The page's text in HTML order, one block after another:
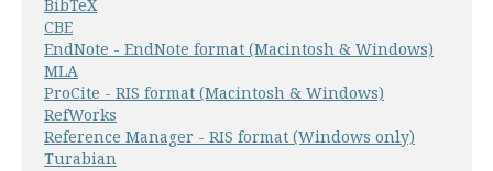
BibTeX
CBE
EndNote - EndNote format (Macintosh & Windows)
MLA
ProCite - RIS format (Macintosh & Windows)
RefWorks
Reference Manager - RIS format (Windows only)
Turabian